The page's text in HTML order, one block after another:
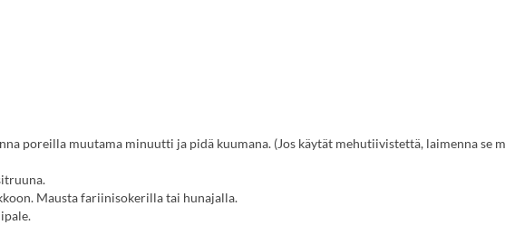
poreilla muutama minuutti ja pidä kuumana. (Jos käytät mehutiivistettä, laimenna se
Mausta fariinisokerilla tai hunajalla.